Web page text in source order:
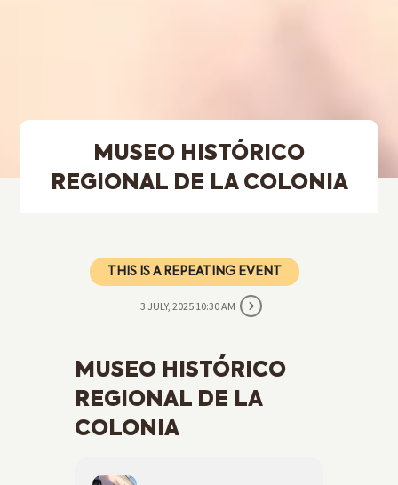
MUSEO HISTÓRICO
REGIONAL DE LA COLONIA
THIS IS A REPEATING EVENT
3 JULY, 2025 10:30 AM
MUSEO HISTÓRICO
REGIONAL DE LA
COLONIA